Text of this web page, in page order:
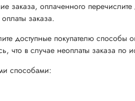
заказа, оплаченного
заказа.
доступные покупателю
что в случае неоплаты заказа по
способами: